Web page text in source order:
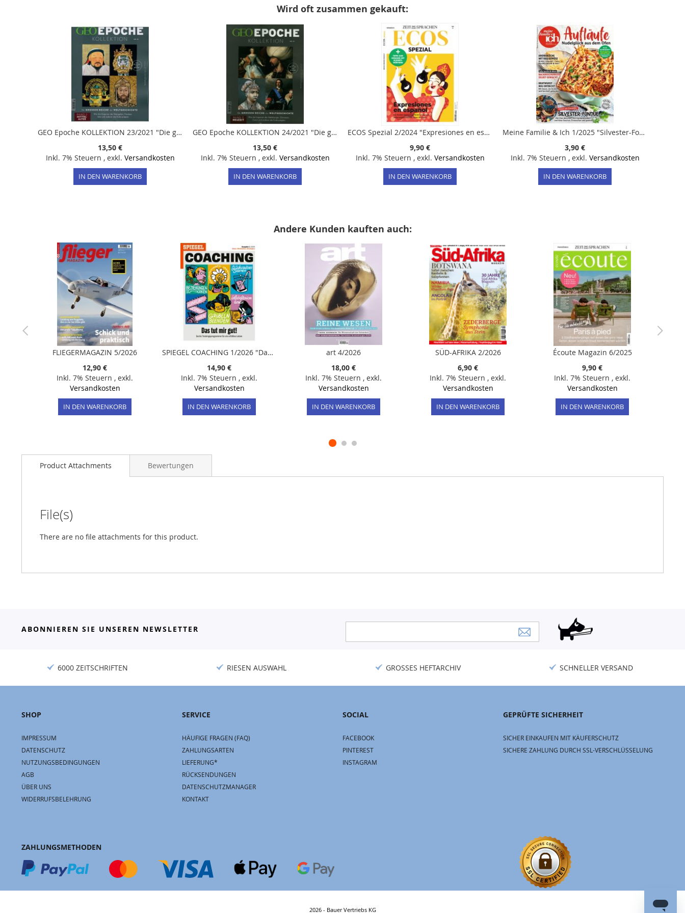
Wird oft zusammen gekauft:
GEO Epoche KOLLEKTION 23/2021 "Die großen Reiche der Weltgeschichte Teil 2 Mittelalter"
13,50 €
Inkl. 7% Steuern , exkl. Versandkosten
IN DEN WARENKORB
GEO Epoche KOLLEKTION 24/2021 "Die großen Reiche der Weltgeschichte Teil 3 Neuzeit"
13,50 €
Inkl. 7% Steuern , exkl. Versandkosten
IN DEN WARENKORB
ECOS Spezial 2/2024 "Expresiones en espanol"
9,90 €
Inkl. 7% Steuern , exkl. Versandkosten
IN DEN WARENKORB
Meine Familie & Ich 1/2025 "Silvester-Fondue"
3,90 €
Inkl. 7% Steuern , exkl. Versandkosten
IN DEN WARENKORB
Andere Kunden kauften auch:
FLIEGERMAGAZIN 5/2026
12,90 €
Inkl. 7% Steuern , exkl.
Versandkosten
IN DEN WARENKORB
SPIEGEL COACHING 1/2026 "Das tut mir gut!"
14,90 €
Inkl. 7% Steuern , exkl.
Versandkosten
IN DEN WARENKORB
art 4/2026
18,00 €
Inkl. 7% Steuern , exkl.
Versandkosten
IN DEN WARENKORB
SÜD-AFRIKA 2/2026
6,90 €
Inkl. 7% Steuern , exkl.
Versandkosten
IN DEN WARENKORB
Écoute Magazin 6/2025
9,90 €
Inkl. 7% Steuern , exkl.
Versandkosten
IN DEN WARENKORB
Product Attachments
File(s)
There are no file attachments for this product.
Bewertungen
ABONNIEREN SIE UNSEREN NEWSLETTER
Newsletter:
6000 ZEITSCHRIFTEN RIESEN AUSWAHL GROSSES HEFTARCHIV SCHNELLER VERSAND
SHOP
IMPRESSUM
DATENSCHUTZ
NUTZUNGSBEDINGUNGEN
AGB
ÜBER UNS
WIDERRUFSBELEHRUNG
SERVICE
HÄUFIGE FRAGEN (FAQ)
ZAHLUNGSARTEN
LIEFERUNG*
RÜCKSENDUNGEN
DATENSCHUTZMANAGER
KONTAKT
SOCIAL
FACEBOOK
PINTEREST
INSTAGRAM
GEPRÜFTE SICHERHEIT
SICHER EINKAUFEN MIT KÄUFERSCHUTZ
SICHERE ZAHLUNG DURCH SSL-VERSCHLÜSSELUNG
ZAHLUNGSMETHODEN
2026 - Bauer Vertriebs KG